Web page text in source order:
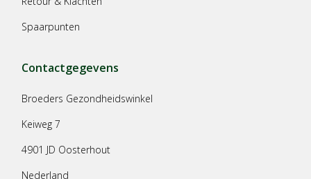
Spaarpunten
Contactgegevens
Broeders Gezondheidswinkel
Keiweg 7
4901 JD Oosterhout
Nederland